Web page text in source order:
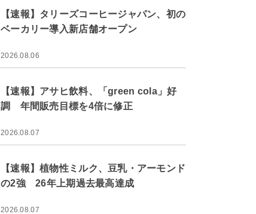
【速報】タリーズコーヒージャパン、初の
ベーカリー導入新店舗オープン
2026.08.06
【速報】アサヒ飲料、「green cola」好
調 年間販売目標を4倍に修正
2026.08.07
【速報】植物性ミルク、豆乳・アーモンド
の2強 26年上期過去最高達成
2026.08.07